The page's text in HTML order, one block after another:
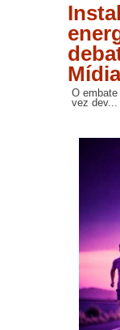
Mídia
O
vez dev...